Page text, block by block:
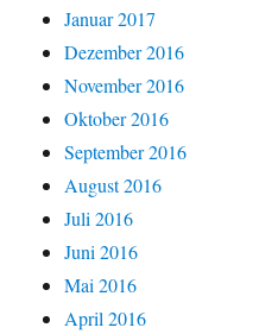
Januar 2017
Dezember 2016
November 2016
Oktober 2016
September 2016
August 2016
Juli 2016
Juni 2016
Mai 2016
April 2016